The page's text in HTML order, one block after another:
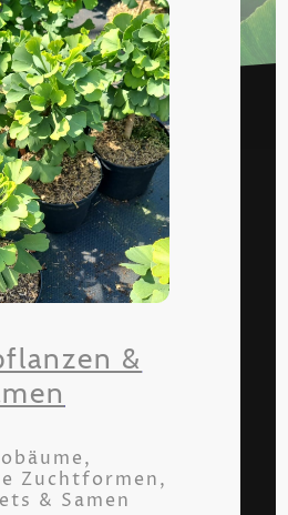
&
Zuchtformen,
& Samen